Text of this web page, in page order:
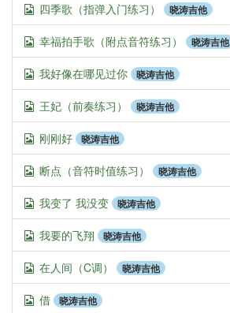
四季歌（指弹入门练习） 晓涛吉他
幸福拍手歌（附点音符练习） 晓涛吉他
我好像在哪见过你 晓涛吉他
王妃（前奏练习） 晓涛吉他
刚刚好 晓涛吉他
断点（音符时值练习） 晓涛吉他
我变了 我没变 晓涛吉他
我要的飞翔 晓涛吉他
在人间（C调） 晓涛吉他
借 晓涛吉他